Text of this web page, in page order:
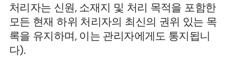
처리자는 신원, 소재지 및 처리 목적을 포함한
모든 현재 하위 처리자의 최신의 권위 있는 목
록을 유지하며, 이는 관리자에게도 통지됩니
다).